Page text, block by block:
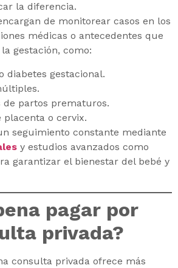
la diferencia.
de monitorear casos en los
médicas o antecedentes que
gestación, como:
diabetes gestacional.
de partos prematuros.
placenta o cervix.
seguimiento constante mediante
y estudios avanzados como
garantizar el bienestar del bebé y
pagar por
privada?
consulta privada ofrece más